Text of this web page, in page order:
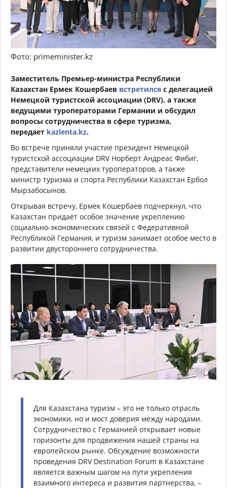
Фото: primeminister.kz
Заместитель Премьер-министра Республики
Казахстан Ермек Кошербаев встретился с делегацией
Немецкой туристской ассоциации (DRV), а также
ведущими туроператорами Германии и обсудил
вопросы сотрудничества в сфере туризма,
передает kazlenta.kz.
Во встрече приняли участие президент Немецкой
туристской ассоциации DRV Норберт Андреас Фибиг,
представители немецких туроператоров, а также
министр туризма и спорта Республики Казахстан Ербол
Мырзабосынов.
Открывая встречу, Ермек Кошербаев подчеркнул, что
Казахстан придаёт особое значение укреплению
социально-экономических связей с Федеративной
Республикой Германия, и туризм занимает особое место в
развитии двустороннего сотрудничества.
Для Казахстана туризм – это не только отрасль
экономики, но и мост доверия между народами.
Сотрудничество с Германией открывает новые
горизонты для продвижения нашей страны на
европейском рынке. Обсуждение возможности
проведения DRV Destination Forum в Казахстане
является важным шагом на пути укрепления
взаимного интереса и развития партнерства, –